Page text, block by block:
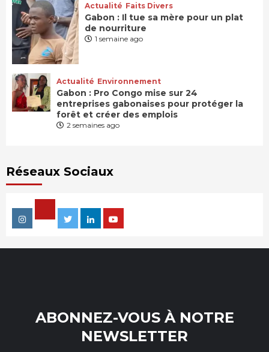
Actualité Faits Divers
Gabon : Il tue sa mère pour un plat
de nourriture
1 semaine ago
Actualité Environnement
Gabon : Pro Congo mise sur 24
entreprises gabonaises pour protéger la
forêt et créer des emplois
2 semaines ago
Réseaux Sociaux
Instagram
Facebook
TwitterLinkedin
ABONNEZ-VOUS À NOTRE
NEWSLETTER